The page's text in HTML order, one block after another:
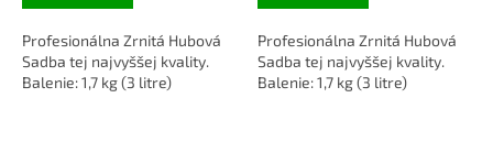
Profesionálna Zrnitá Hubová
Sadba tej najvyššej kvality.
Balenie: 1,7 kg (3 litre)
Profesionálna Zrnitá Hubová
Sadba tej najvyššej kvality.
Balenie: 1,7 kg (3 litre)